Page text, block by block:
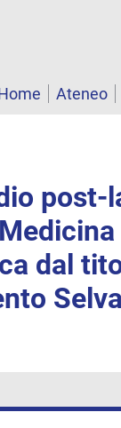
Ateneo
post-
dal